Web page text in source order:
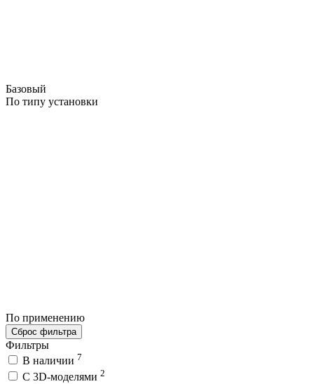
Базовый
По типу установки
По применению
Сброс фильтра
Фильтры
В наличии 7
C 3D-моделями 2